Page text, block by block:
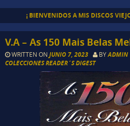
¡ BIENVENIDOS A MIS DISCOS
V.A – As 150 Mais Belas
WRITTEN ONJUNIO 7, 2023 BYADMIN
COLECCIONES READER´S DIGEST